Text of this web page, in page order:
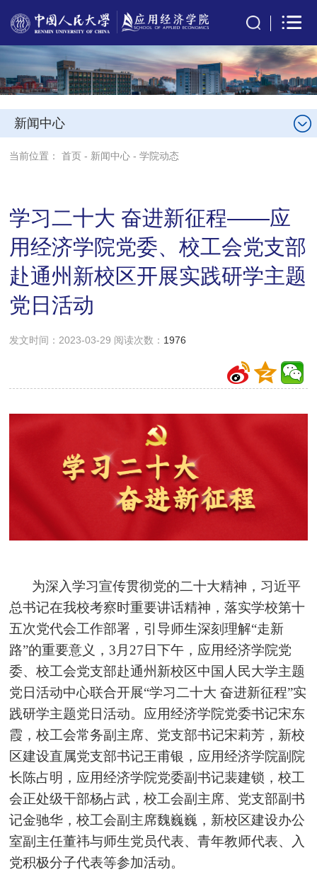
新闻中心
当前位置：首页 - 新闻中心 -学院动态
学习二十大 奋进新征程——应
用经济学院党委、校工会党支部
赴通州新校区开展实践研学主题
党日活动
发文时间：2023-03-29 阅读次数： 1976
为深入学习宣传贯彻党的二十大精神，习近平
总书记在我校考察时重要讲话精神，落实学校第十
五次党代会工作部署，引导师生深刻理解“走新
路”的重要意义，3月27日下午，应用经济学院党
委、校工会党支部赴通州新校区中国人民大学主题
党日活动中心联合开展“学习二十大 奋进新征程”实
践研学主题党日活动。应用经济学院党委书记宋东
霞，校工会常务副主席、党支部书记宋莉芳，新校
区建设直属党支部书记王甫银，应用经济学院副院
长陈占明，应用经济学院党委副书记裴建锁，校工
会正处级干部杨占武，校工会副主席、党支部副书
记金驰华，校工会副主席魏巍巍，新校区建设办公
室副主任董祎与师生党员代表、青年教师代表、入
党积极分子代表等参加活动。